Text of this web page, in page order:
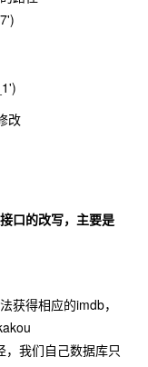
改
口的改写，主要是
获得相应的imdb，
我们自己数据库只